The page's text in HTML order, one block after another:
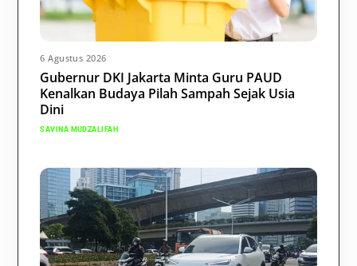
6 Agustus 2026
Gubernur DKI Jakarta Minta Guru PAUD
Kenalkan Budaya Pilah Sampah Sejak Usia
Dini
SAVINA MUDZALIFAH